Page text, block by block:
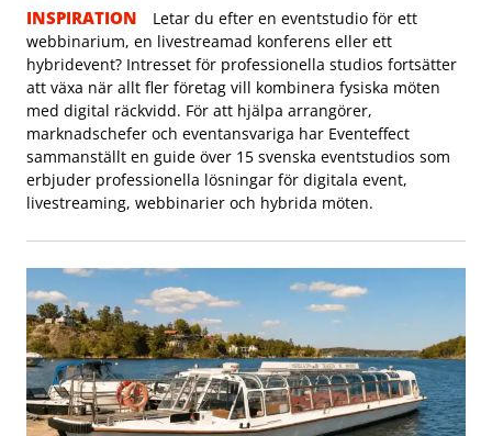
INSPIRATION
Letar du efter en eventstudio för ett
webbinarium, en livestreamad konferens eller ett
hybridevent? Intresset för professionella studios fortsätter
att växa när allt fler företag vill kombinera fysiska möten
med digital räckvidd. För att hjälpa arrangörer,
marknadschefer och eventansvariga har Eventeffect
sammanställt en guide över 15 svenska eventstudios som
erbjuder professionella lösningar för digitala event,
livestreaming, webbinarier och hybrida möten.